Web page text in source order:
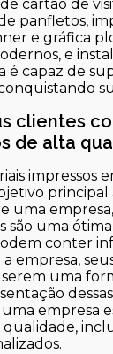
cartão de
panfletos,
e gráfica
e
é capaz de
clientes
de alta
impressos
principal
uma
são uma
conter
empresa,
uma
uma empresa
qualidade,